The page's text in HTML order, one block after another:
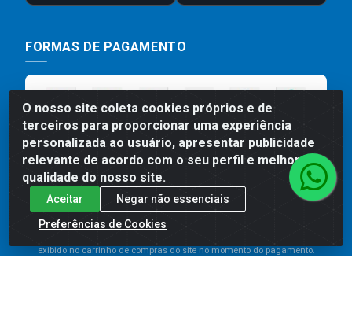
O nosso site coleta cookies próprios e de
terceiros para proporcionar uma experiência
personalizada ao usuário, apresentar publicidade
relevante de acordo com o seu perfil e melhorar a
qualidade do nosso site.
Aceitar
Negar não essenciais
Preferências de Cookies
FORMAS DE PAGAMENTO
Preços, promoções, condições de pagamento e frete são válidos
para compras realizadas exclusivamente pelo site. Caso haja
exibido no carrinho de compras do site no momento do pagamento.